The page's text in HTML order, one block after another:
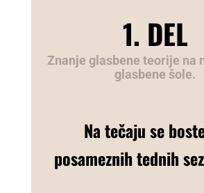
1. DEL
Znanje glasbene teorije na
glasbene šole.
Na tečaju se
posameznih tednih